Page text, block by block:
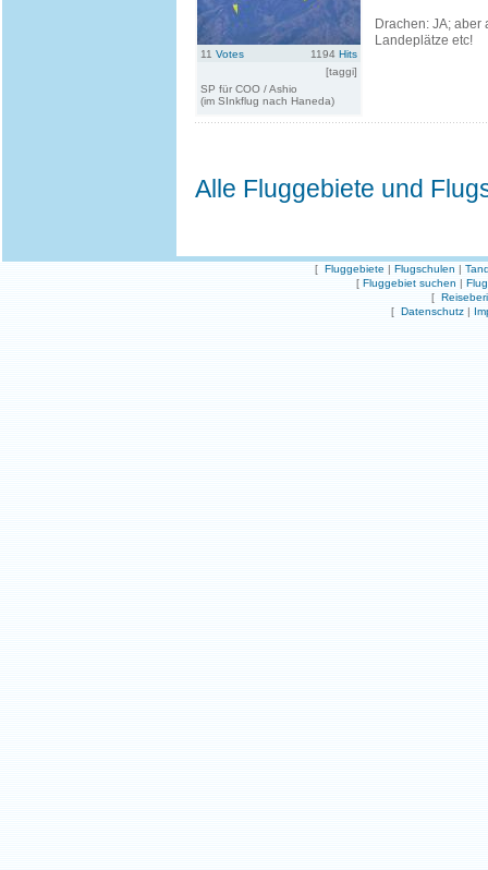
11 Votes 1194 Hits
[taggi]
SP für COO / Ashio
(im SInkflug nach Haneda)
Drachen: JA; aber
Landeplätze etc!
Alle Fluggebiete und
[ Fluggebiete | Flugschulen |
[ Fluggebiet suchen |
[
[ Datenschutz |